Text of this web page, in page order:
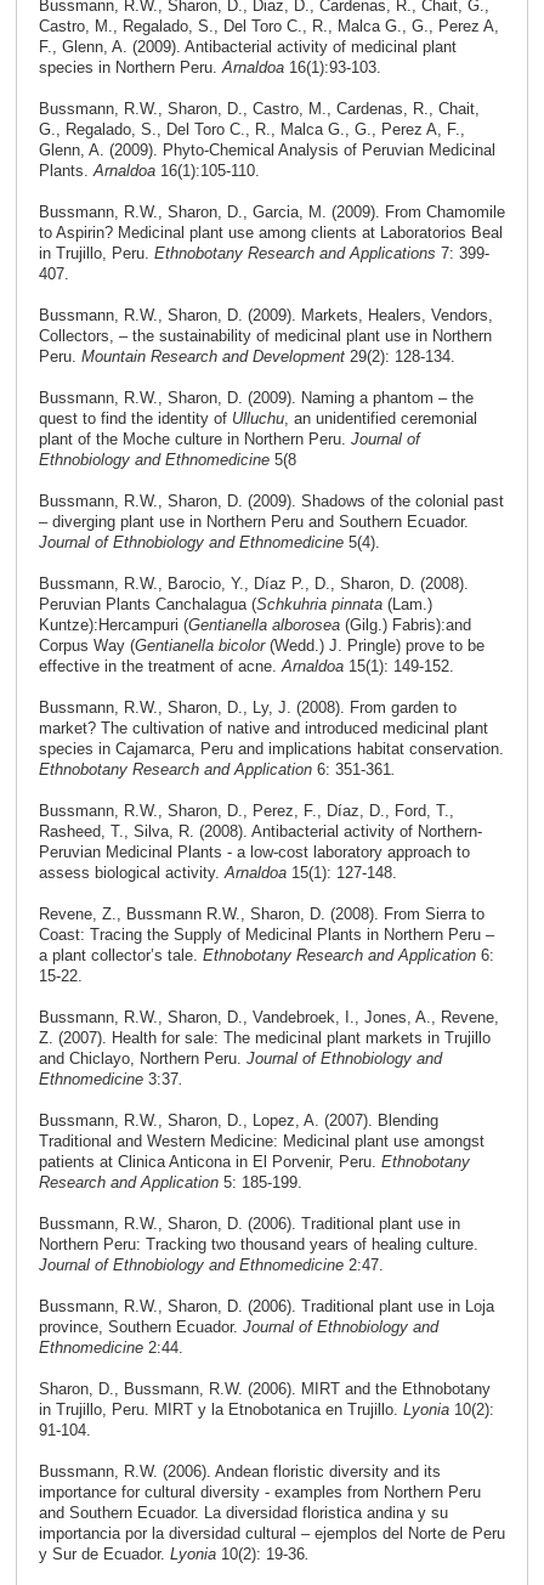
Bussmann, R.W., Sharon, D., Diaz, D., Cardenas, R., Chait, G.,
Castro, M., Regalado, S., Del Toro C., R., Malca G., G., Perez A,
F., Glenn, A. (2009). Antibacterial activity of medicinal plant
species in Northern Peru.Arnaldoa 16(1):93-103.
Bussmann, R.W., Sharon, D., Castro, M., Cardenas, R., Chait,
G., Regalado, S., Del Toro C., R., Malca G., G., Perez A, F.,
Glenn, A. (2009). Phyto-Chemical Analysis of Peruvian Medicinal
Plants.Arnaldoa 16(1):105-110.
Bussmann, R.W., Sharon, D., Garcia, M. (2009). From Chamomile
to Aspirin? Medicinal plant use among clients at Laboratorios Beal
in Trujillo, Peru. Ethnobotany Research and Applications 7: 399-
407.
Bussmann, R.W., Sharon, D. (2009). Markets, Healers, Vendors,
Collectors, – the sustainability of medicinal plant use in Northern
Peru. Mountain Research and Development29(2): 128-134.
Bussmann, R.W., Sharon, D. (2009). Naming a phantom – the
quest to find the identity of Ulluchu, an unidentified ceremonial
plant of the Moche culture in Northern Peru. Journal of
Ethnobiology and Ethnomedicine5(8
Bussmann, R.W., Sharon, D. (2009). Shadows of the colonial past
– diverging plant use in Northern Peru and Southern Ecuador.
Journal of Ethnobiology and Ethnomedicine5(4).
Bussmann, R.W., Barocio, Y., Díaz P., D., Sharon, D. (2008).
Peruvian Plants Canchalagua (Schkuhria pinnata (Lam.)
Kuntze):Hercampuri (Gentianella alborosea(Gilg.) Fabris):and
Corpus Way (Gentianella bicolor(Wedd.) J. Pringle) prove to be
effective in the treatment of acne.Arnaldoa15(1): 149-152.
Bussmann, R.W., Sharon, D., Ly, J. (2008). From garden to
market? The cultivation of native and introduced medicinal plant
species in Cajamarca, Peru and implications habitat conservation.
Ethnobotany Research and Application6: 351-361.
Bussmann, R.W., Sharon, D., Perez, F., Díaz, D., Ford, T.,
Rasheed, T., Silva, R. (2008). Antibacterial activity of Northern-
Peruvian Medicinal Plants - a low-cost laboratory approach to
assess biological activity.Arnaldoa 15(1): 127-148.
Revene, Z., Bussmann R.W., Sharon, D. (2008). From Sierra to
Coast: Tracing the Supply of Medicinal Plants in Northern Peru –
a plant collector’s tale. Ethnobotany Research and Application 6:
15-22.
Bussmann, R.W., Sharon, D., Vandebroek, I., Jones, A., Revene,
Z. (2007). Health for sale: The medicinal plant markets in Trujillo
and Chiclayo, Northern Peru. Journal of Ethnobiology and
Ethnomedicine3:37.
Bussmann, R.W., Sharon, D., Lopez, A. (2007). Blending
Traditional and Western Medicine: Medicinal plant use amongst
patients at Clinica Anticona in El Porvenir, Peru. Ethnobotany
Research and Application 5: 185-199.
Bussmann, R.W., Sharon, D. (2006). Traditional plant use in
Northern Peru: Tracking two thousand years of healing culture.
Journal of Ethnobiology and Ethnomedicine2:47.
Bussmann, R.W., Sharon, D. (2006). Traditional plant use in Loja
province, Southern Ecuador. Journal of Ethnobiology and
Ethnomedicine2:44.
Sharon, D., Bussmann, R.W. (2006). MIRT and the Ethnobotany
in Trujillo, Peru. MIRT y la Etnobotanica en Trujillo. Lyonia 10(2):
91-104.
Bussmann, R.W. (2006). Andean floristic diversity and its
importance for cultural diversity - examples from Northern Peru
and Southern Ecuador. La diversidad floristica andina y su
importancia por la diversidad cultural – ejemplos del Norte de Peru
y Sur de Ecuador. Lyonia 10(2): 19-36.